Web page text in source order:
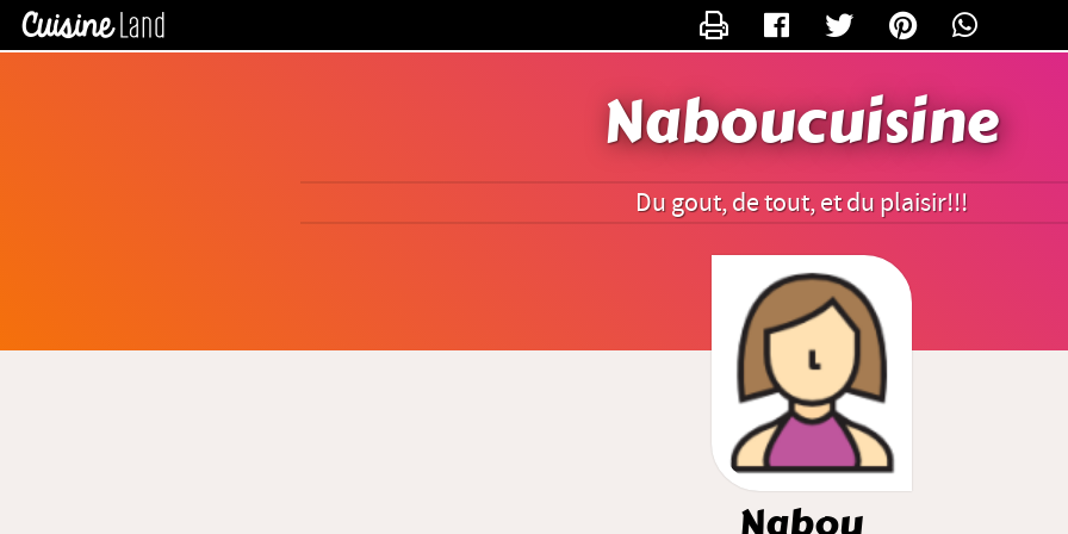
Naboucuisine
Du gout, de tout, et du plaisir!!!
CONTACTER NABOU